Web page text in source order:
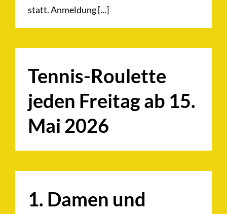
statt. Anmeldung [...]
Tennis-Roulette
jeden Freitag ab 15.
Mai 2026
1. Damen und